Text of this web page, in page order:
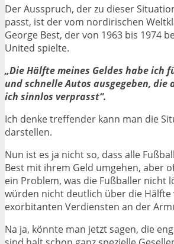
Der Ausspruch, der zu dieser
passt, ist der vom nordirischen
George Best, der von 1963 bis 1974
United spielte.
„Die Hälfte meines Geldes habe ich
und schnelle Autos ausgegeben, die
ich sinnlos verprasst“.
Ich denke treffender kann man die
darstellen.
Nun ist es ja nicht so, dass alle
Best mit ihrem Geld umgehen, aber
ein Problem, was die Fußballer nicht
würden nicht deutlich über die Hälfte
exorbitanten Verdiensten an der
Na ja, könnte man jetzt sagen, die